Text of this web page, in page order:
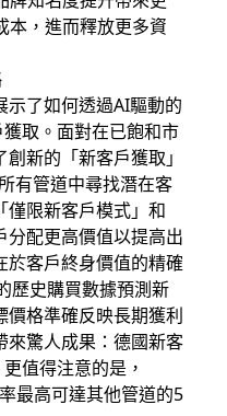
本，進而釋放更多資
示了如何透過AI驅動的
取。面對在已飽和市
新的「新客戶獲取」
有管道中尋找潛在客
僅限新客戶模式」和
分配更高價值以提高出
於客戶終身價值的精確
歷史購買數據預測新
價格準確反映長期獲利
來驚人成果：德國新客
值得注意的是，
最高可達其他管道的5